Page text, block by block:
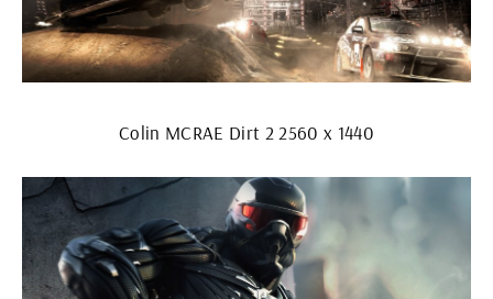
Colin MCRAE Dirt 2 2560 х 1440